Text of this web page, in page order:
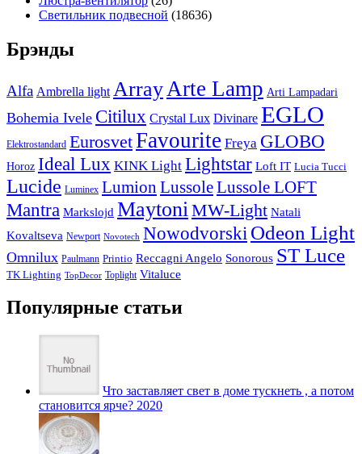
Светильник подвесной (18636)
Брэнды
Alfa Ambrella light Array Arte Lamp Arti Lampadari
Bohemia Ivele Citilux Crystal Lux Divinare EGLO
Elektrostandard EurosvetFavourite Freya GLOBO
Horoz Ideal Lux KINK Light Lightstar Loft IT Lucia Tucci
Lucide Luminex Lumion LussoleLussole LOFT
Mantra Markslojd Maytoni MW-Light Natali
Kovaltseva Newport Novotech Nowodvorski Odeon Light
Omnilux Paulmann Printio Reccagni Angelo Sonorous ST Luce
TK Lighting TopDecor Toplight Vitaluce
Популярные статьи
Что заставляет свет в доме тускнеть , а потом
становится ярче? 2020